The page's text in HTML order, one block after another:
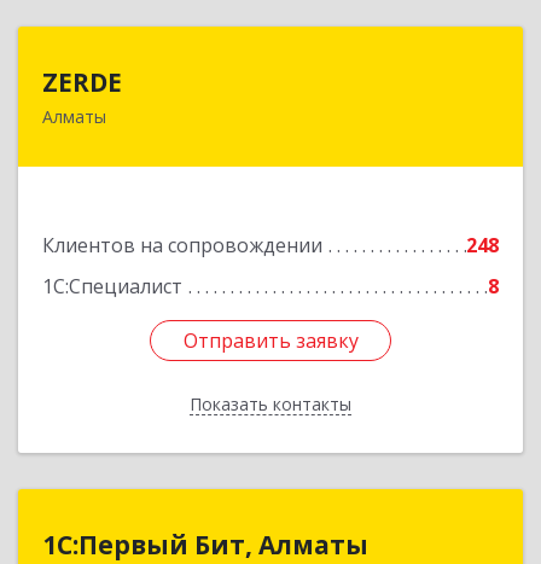
ZERDE
Алматы
Клиентов на сопровождении
248
1С:Специалист
8
Отправить заявку
Показать контакты
050026, Республика Казахстан, г. Алматы, ул.
Отправить заявку
Назад
1С:Первый Бит, Алматы
1С:Первый Бит, Алматы